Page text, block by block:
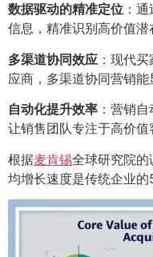
数据驱动的精准定位 ：
信息，精准识别高价值潜
多渠道协同效应 ：现代
应商，多渠道协同营销能
自动化提升效率 ：营销
让销售团队专注于高价值
根据麦肯锡全球研究院
均增长速度是传统企业的